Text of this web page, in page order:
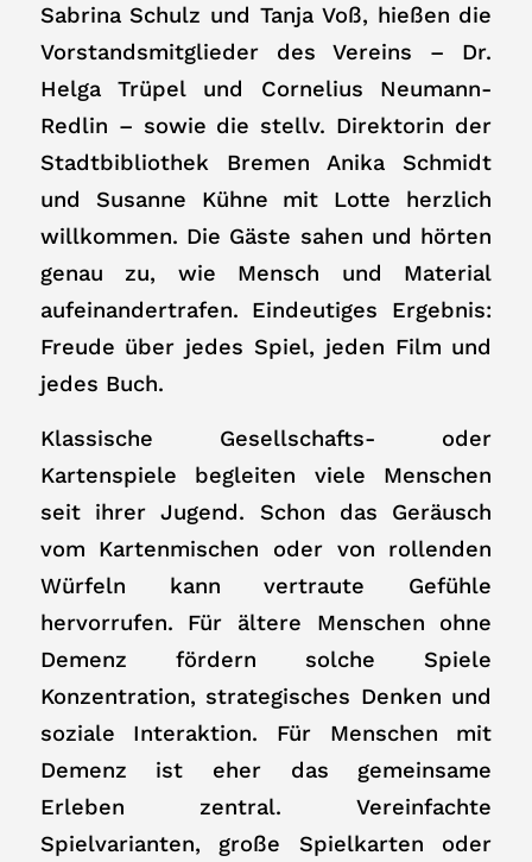
Sabrina Schulz und Tanja Voß, hießen die
Vorstandsmitglieder des Vereins – Dr.
Helga Trüpel und Cornelius Neumann-
Redlin – sowie die stellv. Direktorin der
Stadtbibliothek Bremen Anika Schmidt
und Susanne Kühne mit Lotte herzlich
willkommen. Die Gäste sahen und hörten
genau zu, wie Mensch und Material
aufeinandertrafen. Eindeutiges Ergebnis:
Freude über jedes Spiel, jeden Film und
jedes Buch.
Klassische Gesellschafts- oder
Kartenspiele begleiten viele Menschen
seit ihrer Jugend. Schon das Geräusch
vom Kartenmischen oder von rollenden
Würfeln kann vertraute Gefühle
hervorrufen. Für ältere Menschen ohne
Demenz fördern solche Spiele
Konzentration, strategisches Denken und
soziale Interaktion. Für Menschen mit
Demenz ist eher das gemeinsame
Erleben zentral. Vereinfachte
Spielvarianten, große Spielkarten oder